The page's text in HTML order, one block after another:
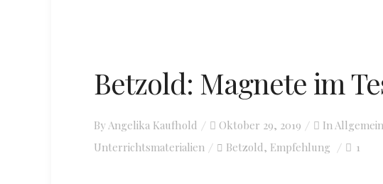
Betzold: Magnete im
ByAngelika Kaufhold
Posted
on
Oktober 29, 2019 InAllgemein
Unterrichtsmaterialien
Betzold, Empfehlung 1